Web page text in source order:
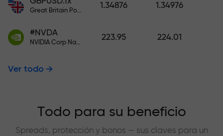
Great Britain Pound vs US Dollar
1.34876 1.34976
#NVDA
NVIDIA Corp Nasdaq Stock Exchange (Nasdaq) USD
223.95 224.01
Ver todo
Todo para su beneficio
Spreads, protección y bonos — sus claves para un